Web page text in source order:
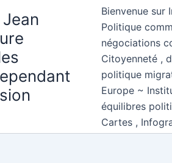
Bienvenue sur
Politique
négociations
Citoyenneté ,
politique
Europe ~
équilibres
Cartes ,